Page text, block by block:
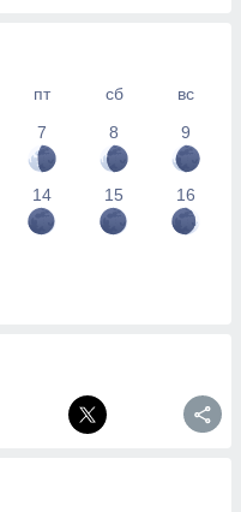
пт сб
вс
7 8 9
14 15 16